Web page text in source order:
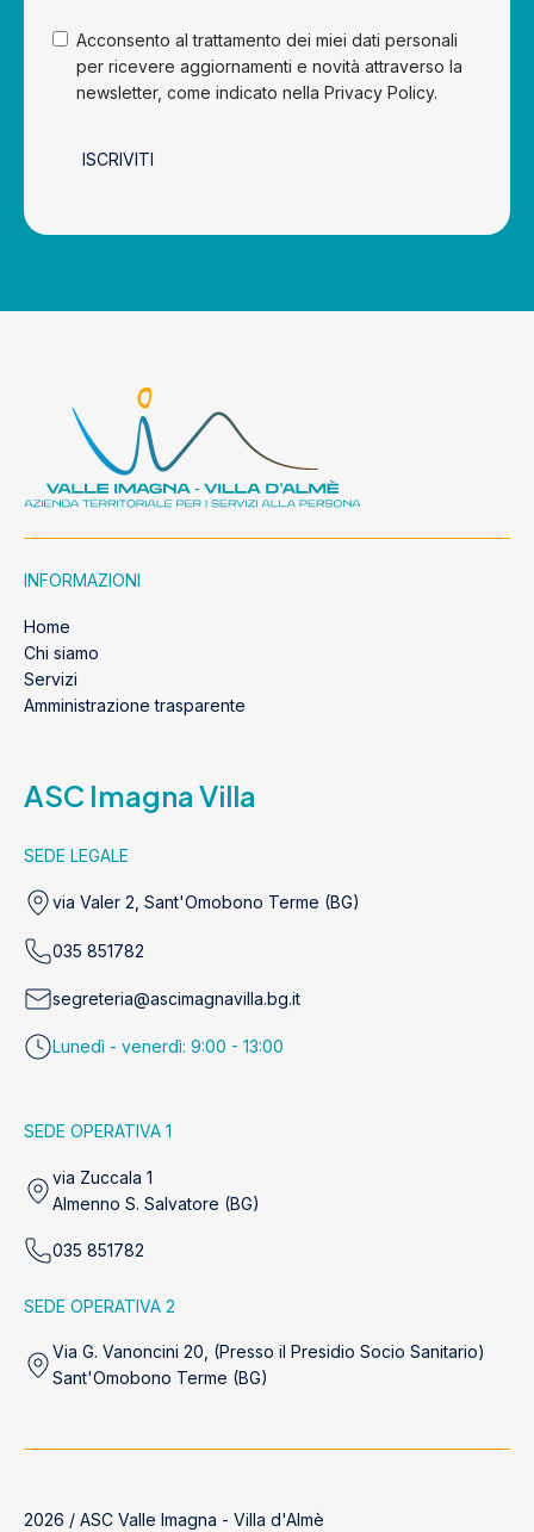
Acconsento al trattamento dei miei dati personali
per ricevere aggiornamenti e novità attraverso la
newsletter, come indicato nella Privacy Policy.
ISCRIVITI
INFORMAZIONI
Home
Chi siamo
Servizi
Amministrazione trasparente
ASC Imagna Villa
SEDE LEGALE
via Valer 2, Sant'Omobono Terme (BG)
035 851782
segreteria@ascimagnavilla.bg.it
Lunedì - venerdì: 9:00 - 13:00
SEDE OPERATIVA 1
via Zuccala 1
Almenno S. Salvatore (BG)
035 851782
SEDE OPERATIVA 2
Via G. Vanoncini 20, (Presso il Presidio Socio Sanitario)
Sant'Omobono Terme (BG)
2026 / ASC Valle Imagna - Villa d'Almè